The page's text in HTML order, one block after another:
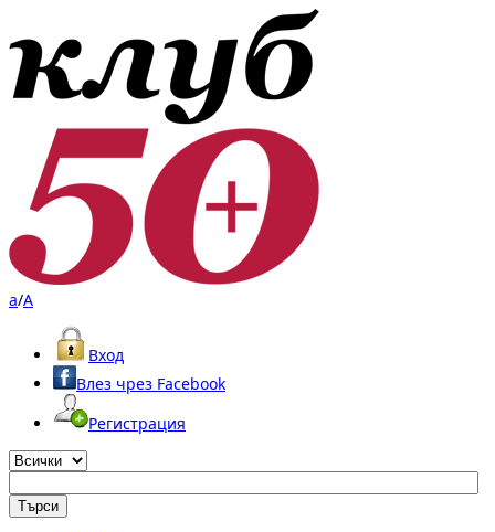
a/A
Вход
Влез чрез Facebook
Регистрация